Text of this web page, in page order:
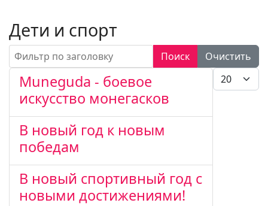
Дети и спорт
Фильтр по заголовку Поиск
Очистить
Кол-во
Muneguda - боевое
искусство монегасков
В новый год к новым
победам
В новый спортивный год с
новыми достижениями!